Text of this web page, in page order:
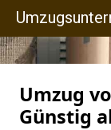
Umzug
Günstig